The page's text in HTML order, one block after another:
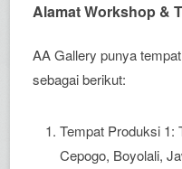
Alamat Workshop &
AA Gallery punya
sebagai berikut:
Tempat Produksi 1:
Cepogo, Boyolali,